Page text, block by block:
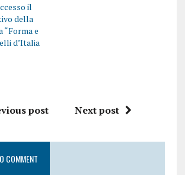
il
della
“Forma e
d’Italia
post Next post
COMMENT